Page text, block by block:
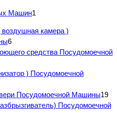
Машин1
камера )
6
средства Посудомоечной
) Посудомоечной
Посудомоечной Машины19
Посудомоечной